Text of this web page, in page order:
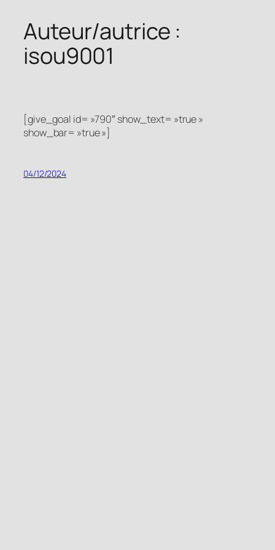
Aller
contenu
Auteur/autrice :
isou9001
[give_goal id= »790″ show_text= »true »
show_bar= »true »]
04/12/2024